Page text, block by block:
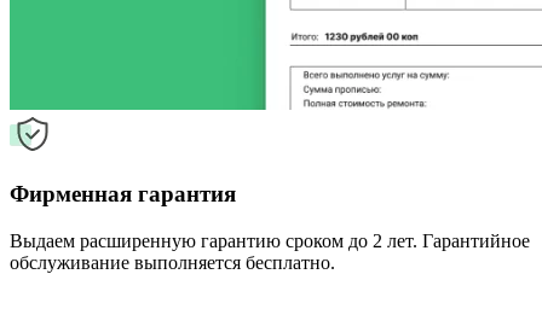
Фирменная гарантия
Выдаем расширенную гарантию сроком до 2 лет. Гарантийное
обслуживание выполняется бесплатно.